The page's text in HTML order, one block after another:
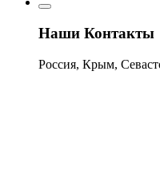
Наши Контакты
Россия, Крым,